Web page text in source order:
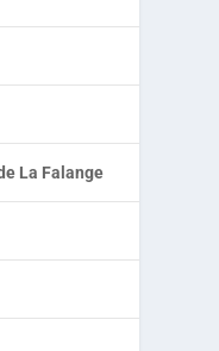
La Falange